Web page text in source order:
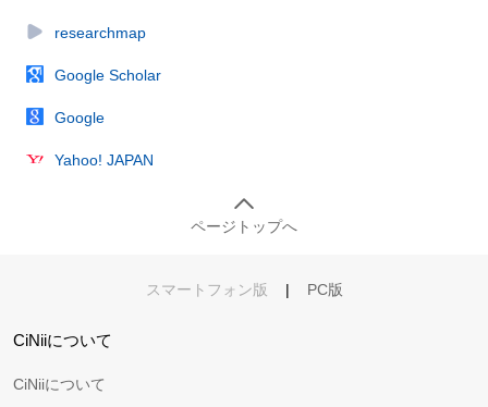
researchmap
Google Scholar
Google
Yahoo! JAPAN
ページトップへ
スマートフォン版 | PC版
CiNiiについて
CiNiiについて